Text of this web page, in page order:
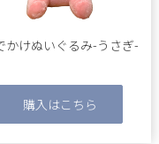
かけぬいぐるみ-うさぎ-
購入はこちら